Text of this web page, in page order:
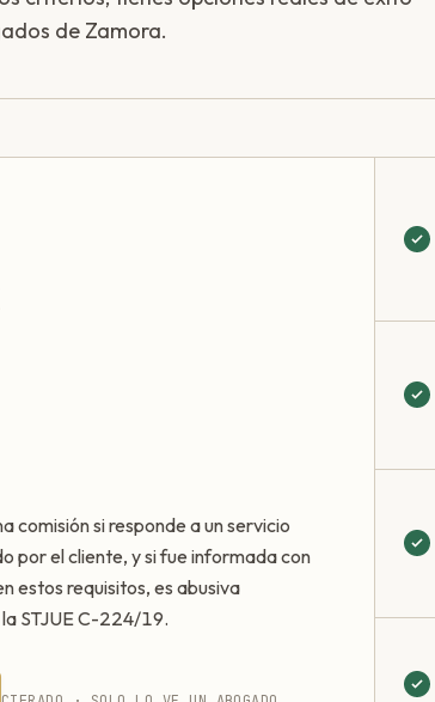
de Zamora.
comisión si responde a un servicio
por el cliente, y si fue informada con
estos requisitos, es abusiva
STJUE C-224/19.